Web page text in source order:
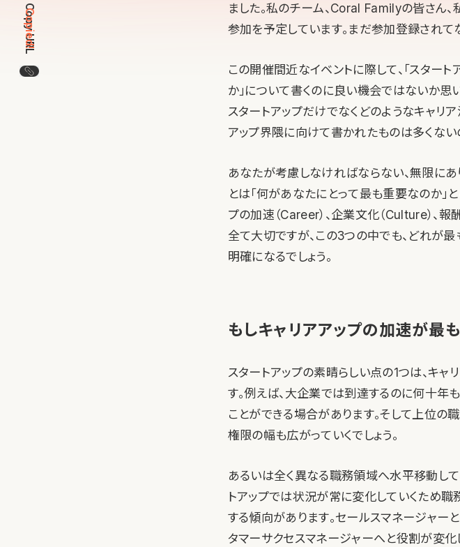
Copy URL
Copied!
この記事のURLをコピー
ました。私のチーム、Coral Familyの皆さん
参加を予定しています。まだ参加登録されて
この開催間近なイベントに際して、「スター
か」について書くのに良い機会ではないか思
スタートアップだけでなくどのようなキャリア
アップ界隈に向けて書かれたものは多くな
あなたが考慮しなければならない、無限に
とは「何があなたにとって最も重要なのか」
プの加速（Career）、企業文化（Culture）、
全て大切ですが、この3つの中でも、どれが
明確になるでしょう。
もしキャリアアップの加速が最
スタートアップの素晴らしい点の1つは、キャ
す。例えば、大企業では到達するのに何十年
ことができる場合があります。そして上位
権限の幅も広がっていくでしょう。
あるいは全く異なる職務領域へ水平移動して
トアップでは状況が常に変化していくため
する傾向があります。セールスマネージャー
タマーサクセスマネージャーへと役割が変化